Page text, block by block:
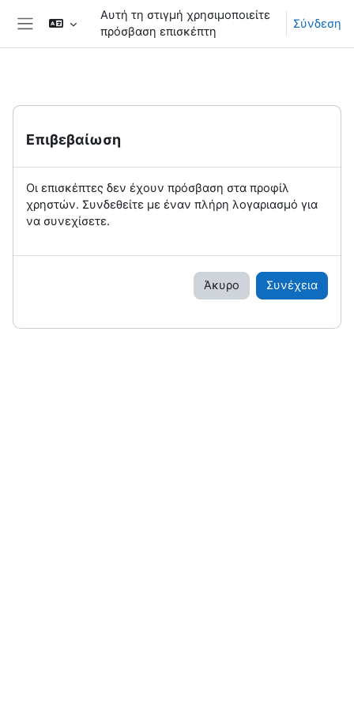
Μετάβαση στο κεντρικό περιεχόμενο
Πλευρικός πίνακας
Αυτή τη στιγμή χρησιμοποιείτε
πρόσβαση επισκέπτη
Σύνδεση
Επιβεβαίωση
Οι επισκέπτες δεν έχουν πρόσβαση στα προφίλ
χρηστών. Συνδεθείτε με έναν πλήρη λογαριασμό για
να συνεχίσετε.
Άκυρο Συνέχεια